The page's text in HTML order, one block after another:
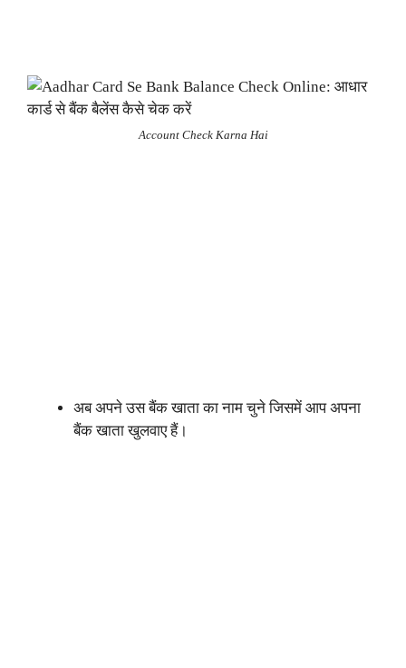
Account Check Karna Hai
अब अपने उस बैंक खाता का नाम चुने जिसमें आप अपना
बैंक खाता खुलवाए हैं।